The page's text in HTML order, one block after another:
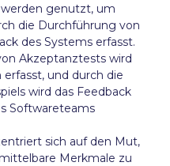
genutzt, um
die Durchführung von
des Systems erfasst.
Akzeptanztests wird
und durch die
wird das Feedback
Softwareteams
sich auf den Mut,
Merkmale zu